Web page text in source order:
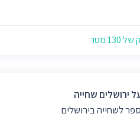
מטר
ירושלים שחייה
לשחייה בירושלים